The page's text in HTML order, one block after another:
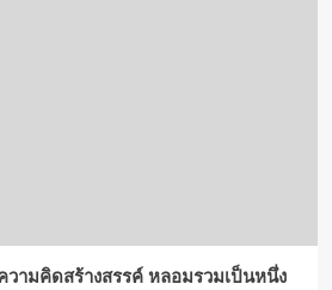
ามคิดสร้างสรรค์ หลอมรวมเป็นหนึ่ง